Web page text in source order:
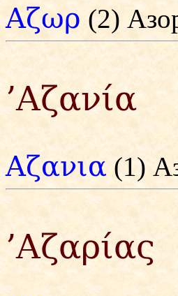
Αζωρ (2)
’Αζανία
Αζανια (1)
’Αζαρίας